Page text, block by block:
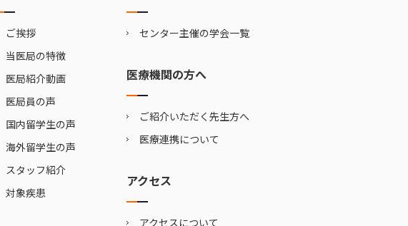
ご挨拶
当医局の特徴
医局紹介動画
医局員の声
国内留学生の声
海外留学生の声
スタッフ紹介
対象疾患
センター主催の学会一覧
医療機関の方へ
ご紹介いただく先生方へ
医療連携について
アクセス
アクセスについて